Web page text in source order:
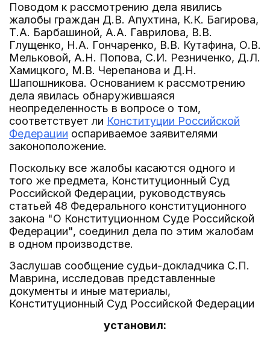
Поводом к рассмотрению дела явились
жалобы граждан Д.В. Апухтина, К.К. Багирова,
Т.А. Барбашиной, А.А. Гаврилова, В.В.
Глущенко, Н.А. Гончаренко, В.В. Кутафина, О.В.
Мельковой, А.Н. Попова, С.И. Резниченко, Д.Л.
Хамицкого, М.В. Черепанова и Д.Н.
Шапошникова. Основанием к рассмотрению
дела явилась обнаружившаяся
неопределенность в вопросе о том,
соответствует ли Конституции Российской
Федерации оспариваемое заявителями
законоположение.
Поскольку все жалобы касаются одного и
того же предмета, Конституционный Суд
Российской Федерации, руководствуясь
статьей 48 Федерального конституционного
закона "О Конституционном Суде Российской
Федерации", соединил дела по этим жалобам
в одном производстве.
Заслушав сообщение судьи-докладчика С.П.
Маврина, исследовав представленные
документы и иные материалы,
Конституционный Суд Российской Федерации
установил: